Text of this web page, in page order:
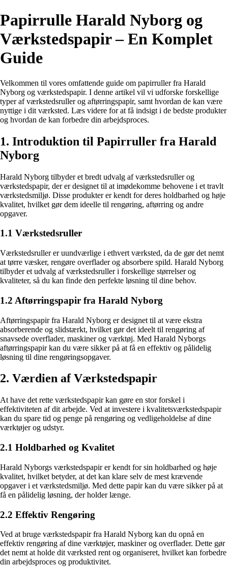
Papirrulle Harald Nyborg og
Værkstedspapir – En Komplet
Guide
Velkommen til vores omfattende guide om papirruller fra Harald
Nyborg og værkstedspapir. I denne artikel vil vi udforske forskellige
typer af værkstedsruller og aftørringspapir, samt hvordan de kan være
nyttige i dit værksted. Læs videre for at få indsigt i de bedste produkter
og hvordan de kan forbedre din arbejdsproces.
1. Introduktion til Papirruller fra Harald
Nyborg
Harald Nyborg tilbyder et bredt udvalg af værkstedsruller og
værkstedspapir, der er designet til at imødekomme behovene i et travlt
værkstedsmiljø. Disse produkter er kendt for deres holdbarhed og høje
kvalitet, hvilket gør dem ideelle til rengøring, aftørring og andre
opgaver.
1.1 Værkstedsruller
Værkstedsruller er uundværlige i ethvert værksted, da de gør det nemt
at tørre væsker, rengøre overflader og absorbere spild. Harald Nyborg
tilbyder et udvalg af værkstedsruller i forskellige størrelser og
kvaliteter, så du kan finde den perfekte løsning til dine behov.
1.2 Aftørringspapir fra Harald Nyborg
Aftørringspapir fra Harald Nyborg er designet til at være ekstra
absorberende og slidstærkt, hvilket gør det ideelt til rengøring af
snavsede overflader, maskiner og værktøj. Med Harald Nyborgs
aftørringspapir kan du være sikker på at få en effektiv og pålidelig
løsning til dine rengøringsopgaver.
2. Værdien af Værkstedspapir
At have det rette værkstedspapir kan gøre en stor forskel i
effektiviteten af dit arbejde. Ved at investere i kvalitetsværkstedspapir
kan du spare tid og penge på rengøring og vedligeholdelse af dine
værktøjer og udstyr.
2.1 Holdbarhed og Kvalitet
Harald Nyborgs værkstedspapir er kendt for sin holdbarhed og høje
kvalitet, hvilket betyder, at det kan klare selv de mest krævende
opgaver i et værkstedsmiljø. Med dette papir kan du være sikker på at
få en pålidelig løsning, der holder længe.
2.2 Effektiv Rengøring
Ved at bruge værkstedspapir fra Harald Nyborg kan du opnå en
effektiv rengøring af dine værktøjer, maskiner og overflader. Dette gør
det nemt at holde dit værksted rent og organiseret, hvilket kan forbedre
din arbejdsproces og produktivitet.